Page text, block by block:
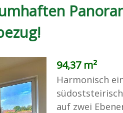
94,37 m²
Harmonisch
auf zwei